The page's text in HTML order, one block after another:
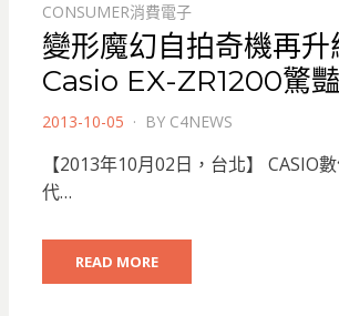
CONSUMER消費電子
變形魔幻自拍奇機再升
Casio EX-ZR1200驚
POSTED
2013-10-05 BY C4NEWS
【2013年10月02日，台北】 CASIO
代…
READ MORE